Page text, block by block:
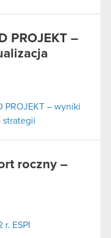
PROJEKT –
PROJEKT – wyniki
strategii
roczny –
ESPI